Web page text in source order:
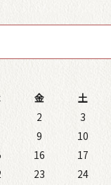
金
土
2
3
9
10
16
17
23 24